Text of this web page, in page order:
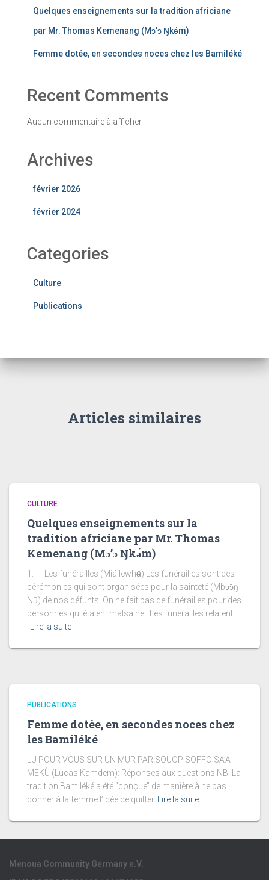
Quelques enseignements sur la tradition africiane
par Mr. Thomas Kemenang (Mɔ’ɔ Ŋkǝ́m)
Femme dotée, en secondes noces chez les Bamiléké
Recent Comments
Aucun commentaire à afficher.
Archives
février 2026
février 2024
Categories
Culture
Publications
Articles similaires
CULTURE
Quelques enseignements sur la
tradition africiane par Mr. Thomas
Kemenang (Mɔ’ɔ Ŋkǝ́m)
1. Les funérailles (Miá lewhʉ̄) Les funérailles sont des
cérémonies qui sont organisées pour la sainteté (Mbɔɔ̄ŋ
Nū) de nos défunts. On ne fait pas de funérailles pour des
personnes qui étaient malsaine. Les funérailles relatent
Lire la suite
PUBLICATIONS
Femme dotée, en secondes noces chez
les Bamiléké
LU POUR VOUS SUR UN MUR PAR SOUOP SOFFO SA’A
MEKÙ (Lucas Kamdem): Réponses aux questions NB: La
tradition Bamiléké a été ‘’conçue’’ de manière à ne pas
donner à la femme l’idée de quitter
Lire la suite
Menoua Community Germany e.V.